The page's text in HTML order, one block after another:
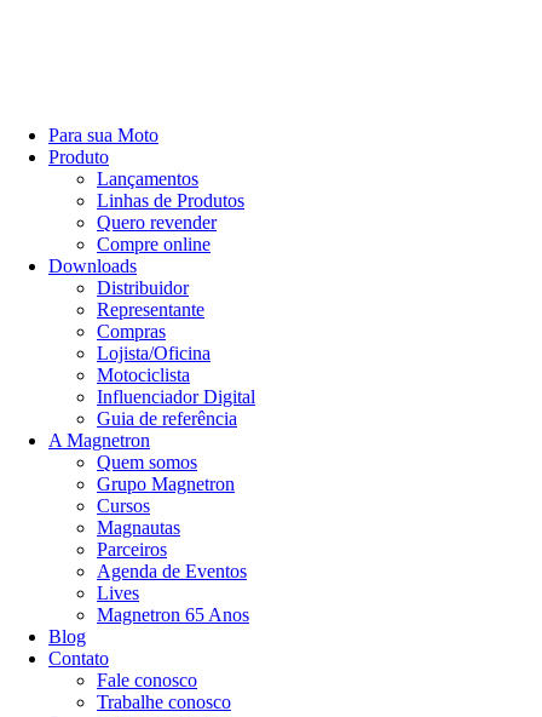
Para sua Moto
Produto
Lançamentos
Linhas de Produtos
Quero revender
Compre online
Downloads
Distribuidor
Representante
Compras
Lojista/Oficina
Motociclista
Influenciador Digital
Guia de referência
A Magnetron
Quem somos
Grupo Magnetron
Cursos
Magnautas
Parceiros
Agenda de Eventos
Lives
Magnetron 65 Anos
Blog
Contato
Fale conosco
Trabalhe conosco